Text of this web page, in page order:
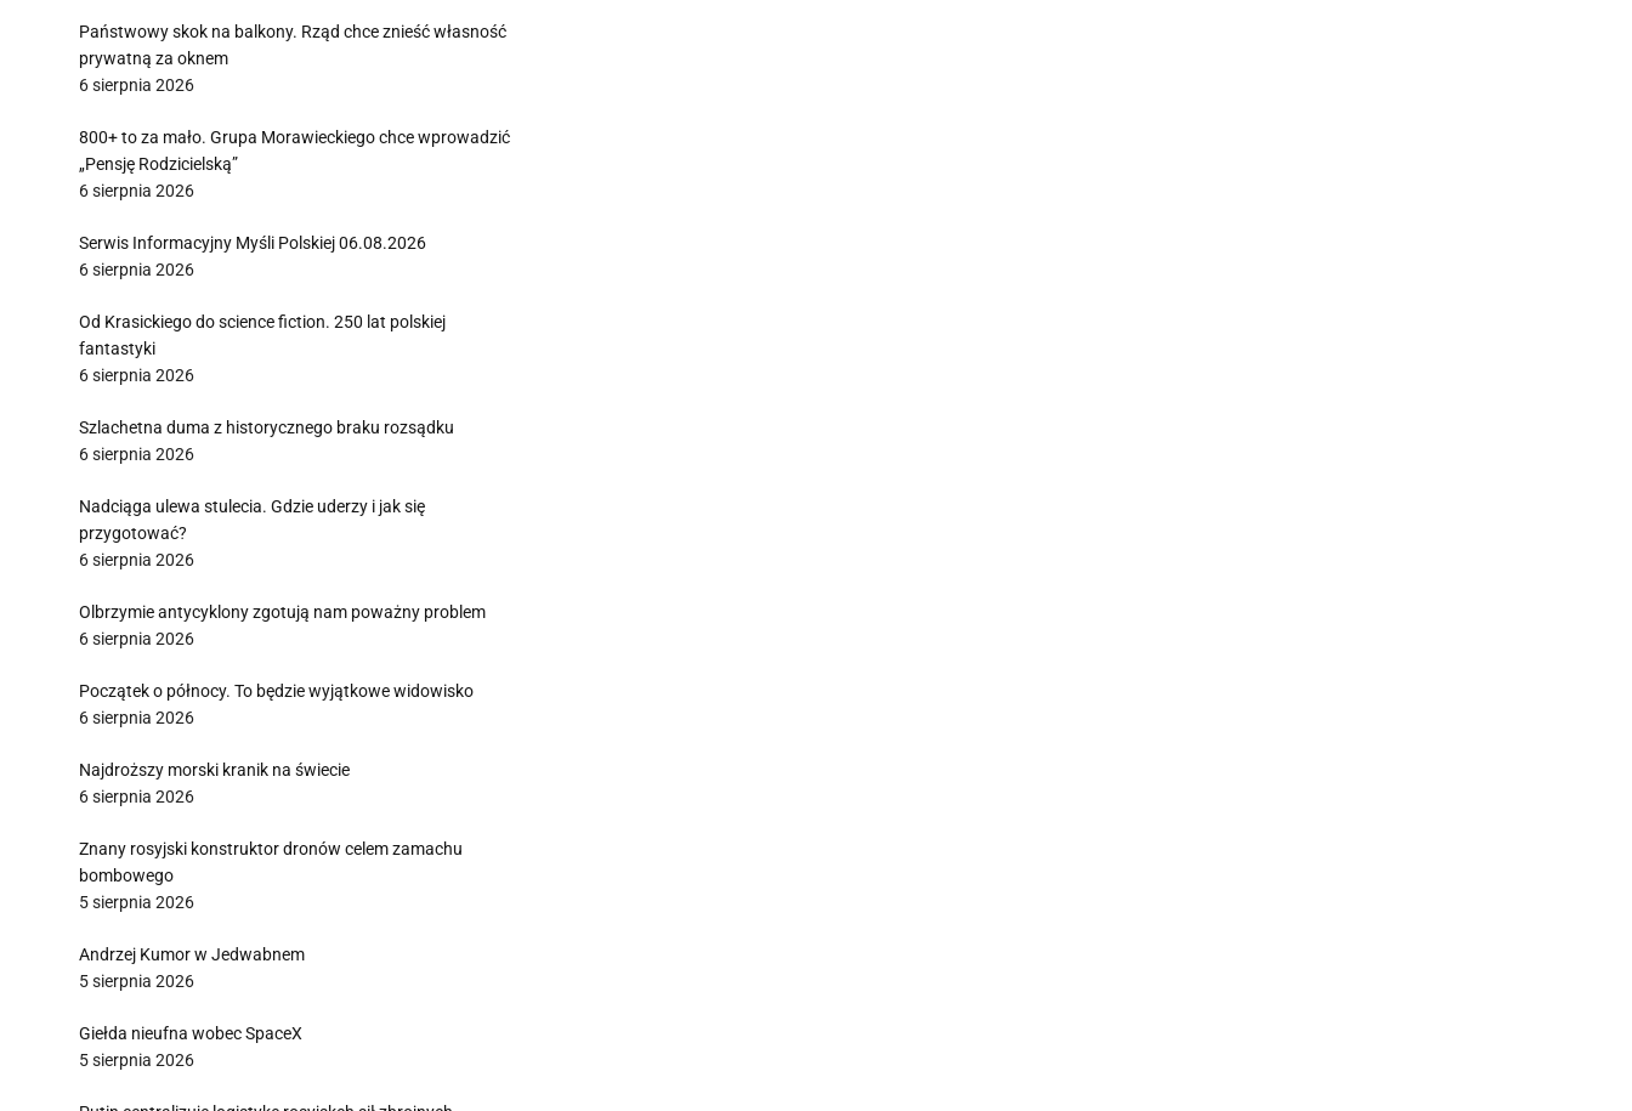
Państwowy skok na balkony. Rząd chce znieść własność
prywatną za oknem
6 sierpnia 2026
800+ to za mało. Grupa Morawieckiego chce wprowadzić
„Pensję Rodzicielską”
6 sierpnia 2026
Serwis Informacyjny Myśli Polskiej 06.08.2026
6 sierpnia 2026
Od Krasickiego do science fiction. 250 lat polskiej
fantastyki
6 sierpnia 2026
Szlachetna duma z historycznego braku rozsądku
6 sierpnia 2026
Nadciąga ulewa stulecia. Gdzie uderzy i jak się
przygotować?
6 sierpnia 2026
Olbrzymie antycyklony zgotują nam poważny problem
6 sierpnia 2026
Początek o północy. To będzie wyjątkowe widowisko
6 sierpnia 2026
Najdroższy morski kranik na świecie
6 sierpnia 2026
Znany rosyjski konstruktor dronów celem zamachu
bombowego
5 sierpnia 2026
Andrzej Kumor w Jedwabnem
5 sierpnia 2026
Giełda nieufna wobec SpaceX
5 sierpnia 2026